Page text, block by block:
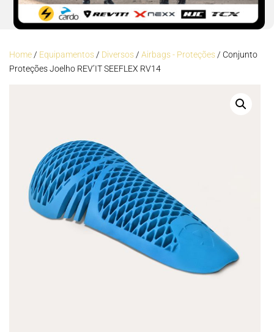
Home/ Equipamentos/ Diversos/ Airbags - Proteções/ Conjunto
Proteções Joelho REV’IT SEEFLEX RV14